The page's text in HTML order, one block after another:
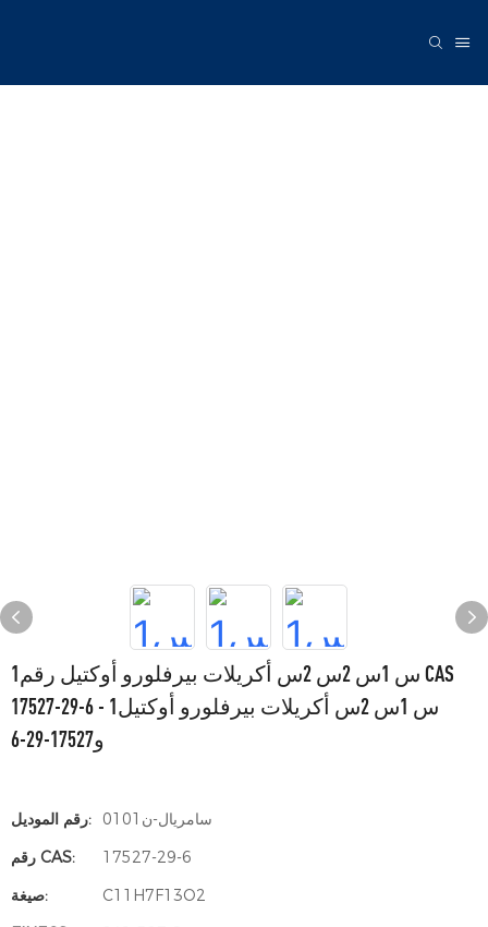
1س 1س 2س 2س أكريلات بيرفلورو أوكتيل رقم CAS
17527-29-6 - 1س 1س 2س أكريلات بيرفلورو أوكتيل
و17527-29-6
رقم الموديل:
سامريال-ن0101
رقم CAS:
17527-29-6
صيغة:
C11H7F13O2